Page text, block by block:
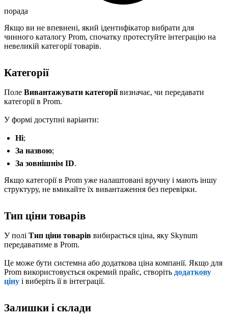
порада
Якщо ви не впевнені, який ідентифікатор вибрати для
чинного каталогу Prom, спочатку протестуйте інтеграцію на
невеликій категорії товарів.
Категорії
Поле Вивантажувати категоріївизначає, чи передавати
категорії в Prom.
У формі доступні варіанти:
Ні;
За назвою;
За зовнішнім ID.
Якщо категорії в Prom уже налаштовані вручну і мають іншу
структуру, не вмикайте їх вивантаження без перевірки.
Тип ціни товарів
У полі Тип ціни товарів вибирається ціна, яку Skynum
передаватиме в Prom.
Це може бути системна або додаткова ціна компанії. Якщо для
Prom використовується окремий прайс, створіть додаткову
ціну і виберіть її в інтеграції.
Залишки і склади